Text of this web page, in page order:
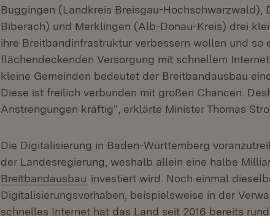
Buggingen (Landkreis Breisgau-Hochschwarzwald),
Biberach) und Merklingen (Alb-Donau-Kreis) drei
ihre Breitbandinfrastruktur verbessern wollen und so
flächendeckenden Versorgung mit schnellem
kleine Gemeinden bedeutet der Breitbandausbau
Diese ist freilich verbunden mit großen Chancen.
Anstrengungen kräftig“, erklärte Minister Thomas
Die Digitalisierung in Baden-Württemberg
der Landesregierung, weshalb allein eine halbe
Breitbandausbau investiert wird. Noch einmal
Digitalisierungsvorhaben, beispielsweise in der
schnelles Internet hat das Land seit 2016 bereits